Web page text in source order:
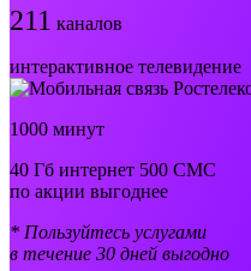
211 каналов
интерактивное телевидение
1000 минут
40 Гб интернет 500 СМС
по акции выгоднее
* Пользуйтесь услугами
в течение 30 дней выгодно